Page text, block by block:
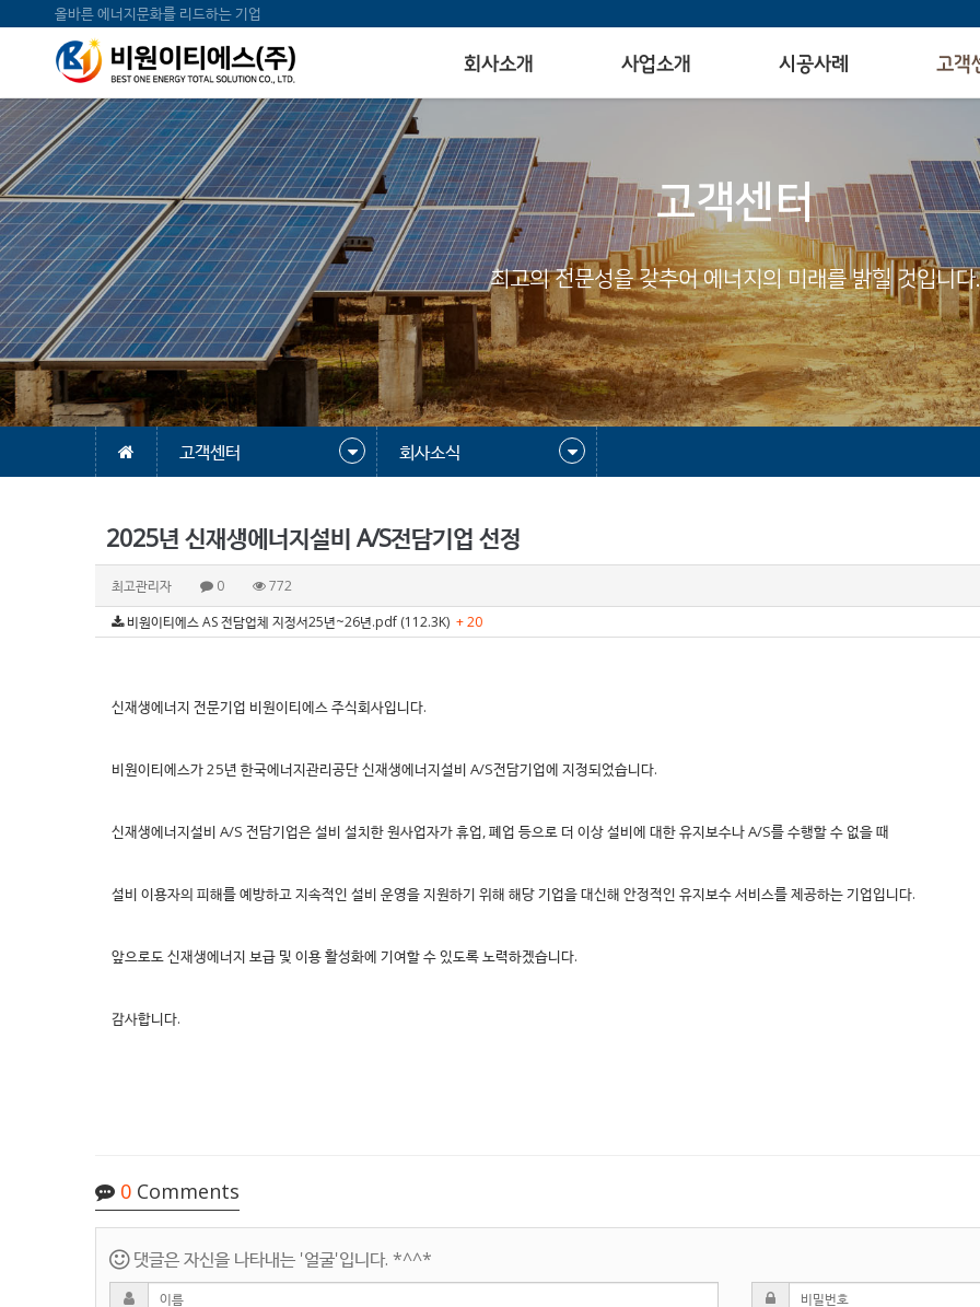
올바른 에너지문화를 리드하는 기업
회사소개 사업소개 시공사례 고객
고객센터
최고의 전문성을 갖추어 에너지의 미래를 밝힐 것입니다.
고객센터 회사소식
2025년 신재생에너지설비 A/S전담기업 선정
최고관리자 0
772
비원이티에스 AS 전담업체 지정서25년~26년.pdf (112.3K) + 20
신재생에너지 전문기업 비원이티에스 주식회사입니다.
비원이티에스가 25년 한국에너지관리공단 신재생에너지설비 A/S전담기업에 지정되었습니다.
신재생에너지설비 A/S 전담기업은 설비 설치한 원사업자가 휴업, 폐업 등으로 더 이상 설비에 대한 유지보수나 A/S를 수행할 수 없을 때
설비 이용자의 피해를 예방하고 지속적인 설비 운영을 지원하기 위해 해당 기업을 대신해 안정적인 유지보수 서비스를 제공하는 기업입니다.
앞으로도 신재생에너지 보급 및 이용 활성화에 기여할 수 있도록 노력하겠습니다.
감사합니다.
0 Comments
댓글은 자신을 나타내는 '얼굴'입니다. *^^*